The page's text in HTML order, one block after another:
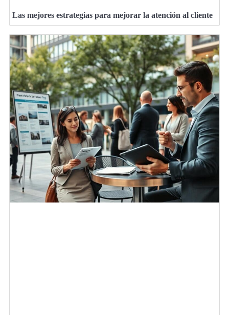
Las mejores estrategias para mejorar la atención al cliente